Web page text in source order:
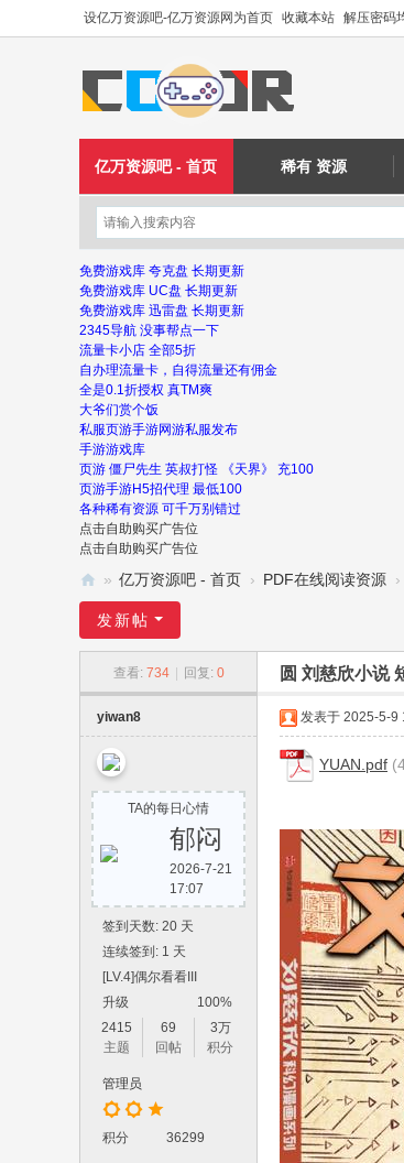
设亿万资源吧-亿万资源网为首页 收藏本站 解压密码
亿万资源吧 - 首页 稀有 资源
免费游戏库 夸克盘 长期更新
免费游戏库 UC盘 长期更新
免费游戏库 迅雷盘 长期更新
2345导航 没事帮点一下
流量卡小店 全部5折
自办理流量卡，自得流量还有佣金
全是0.1折授权 真TM爽
大爷们赏个饭
私服页游手游网游私服发布
手游游戏库
页游 僵尸先生 英叔打怪 《天界》 充100
页游手游H5招代理 最低100
各种稀有资源 可千万别错过
点击自助购买广告位
点击自助购买广告位
万
吧
亿
万
资
源
» 亿万资源吧 - 首页 › PDF在线阅读资源 ›
发新帖
查看: 734 回复: 0 圆 刘慈欣小说
yiwan8
TA的每日心情
郁闷
2026-7-21
17:07
签到天数: 20 天
连续签到: 1 天
[LV.4]偶尔看看III
升级
100%
2415
主题
69
回帖
3万
积分
管理员
积分 36299
发表于 2025-5-9
YUAN.pdf